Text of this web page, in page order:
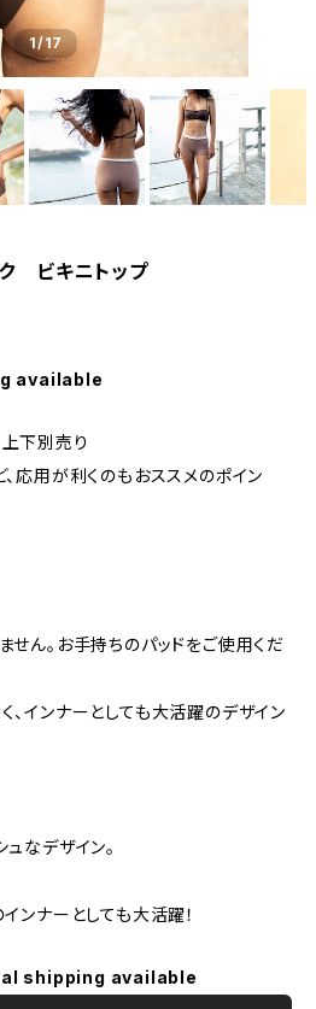
1/17
ビキニトップ
available
下別売り
応用が利くのもおススメのポイン
せん。お手持ちのパッドをご使用くだ
インナーとしても大活躍のデザイン
なデザイン。
ンナーとしても大活躍！
shipping available